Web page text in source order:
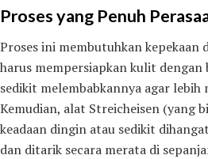
Proses yang Penuh
Proses ini membutuhkan kepekaan
harus mempersiapkan kulit dengan
sedikit melembabkannya agar lebih
Kemudian, alat Streicheisen (yang
keadaan dingin atau sedikit
dan ditarik secara merata di